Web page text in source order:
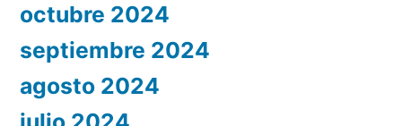
octubre 2024
septiembre 2024
agosto 2024